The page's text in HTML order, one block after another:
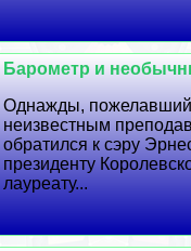
Барометр и
Однажды, пожелавший
неизвестным
обратился к сэру
президенту
лауреату...